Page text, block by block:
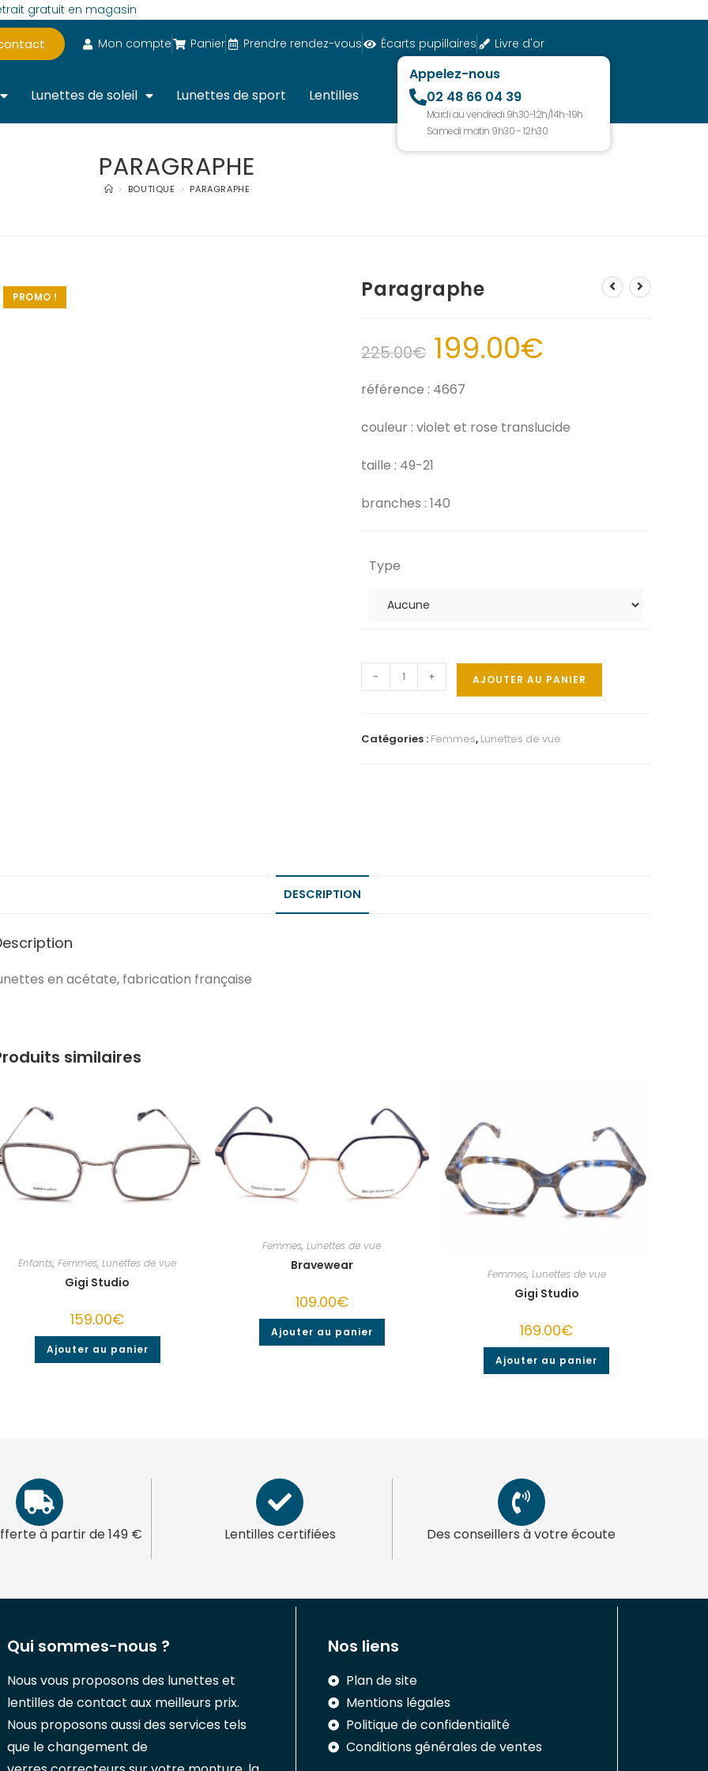
gratuit en magasin
Mon compte Panier Prendre rendez-vous Écarts pupillaires Livre d'or
Lunettes de soleil Lunettes de sport Lentilles
Appelez-nous
02 48 66 04 39
Mardi au vendredi 9h30-12h/14h-19h
Samedi matin 9h30 - 12h30
PARAGRAPHE
> BOUTIQUE > PARAGRAPHE
PROMO ! Paragraphe
225.00€ 199.00€
référence : 4667
couleur : violet et rose translucide
taille : 49-21
branches : 140
Type
- + AJOUTER AU PANIER
Catégories : Femmes, Lunettes de vue
DESCRIPTION
en acétate, fabrication française
similaires
Enfants,Femmes,Lunettes de vue
Gigi Studio
159.00€
Ajouter au panier
Femmes,Lunettes de vue
Bravewear
109.00€
Ajouter au panier
Femmes, Lunettes de vue
Gigi Studio
169.00€
Ajouter au panier
à partir de 149 € Lentilles certifiées Des conseillers à votre écoute
Qui sommes-nous ?
Nous vous proposons des lunettes et
lentilles de contact aux meilleurs prix.
Nous proposons aussi des services tels
que le changement de
Nos liens
Plan de site
Mentions légales
Politique de confidentialité
Conditions générales de ventes